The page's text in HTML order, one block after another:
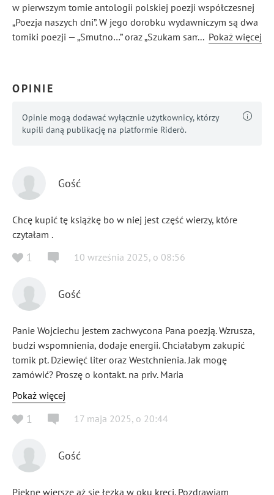
w pierwszym tomie antologii polskiej poezji współczesnej
„Poezja naszych dni”. W jego dorobku wydawniczym są dwa
tomiki poezji — „Smutno…” oraz „Szukam samego siebie”.
... Pokaż więcej
OPINIE
Opinie mogą dodawać wyłącznie użytkownicy, którzy
kupili daną publikację na platformie Riderò.
Gość
Chcę kupić tę książkę bo w niej jest część wierzy, które
czytałam .
1 10 września 2025, o 08:56
Gość
Panie Wojciechu jestem zachwycona Pana poezją. Wzrusza,
budzi wspomnienia, dodaje energii. Chciałabym zakupić
tomik pt. Dziewięć liter oraz Westchnienia. Jak mogę
zamówić? Proszę o kontakt. na priv. Maria
Pokaż więcej
1 17 maja 2025, o 20:44
Gość
Piękne wiersze aż się łezka w oku kręci. Pozdrawiam